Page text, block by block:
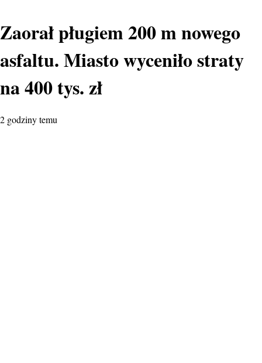
Zaorał pługiem 200 m nowego
asfaltu. Miasto wyceniło straty
na 400 tys. zł
2 godziny temu